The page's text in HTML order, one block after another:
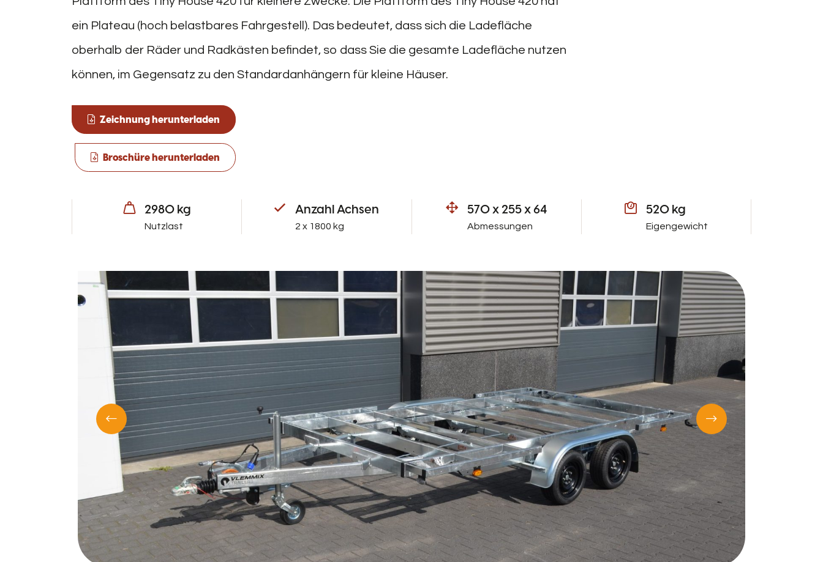
ein Plateau (hoch belastbares Fahrgestell). Das bedeutet, dass sich die Ladefläche
oberhalb der Räder und Radkästen befindet, so dass Sie die gesamte Ladefläche nutzen
können, im Gegensatz zu den Standardanhängern für kleine Häuser.
Zeichnung herunterladen
Broschüre herunterladen
2980 kg
Nutzlast
Anzahl Achsen
2 x 1800 kg
570 x 255 x 64
Abmessungen
520 kg
Eigengewicht